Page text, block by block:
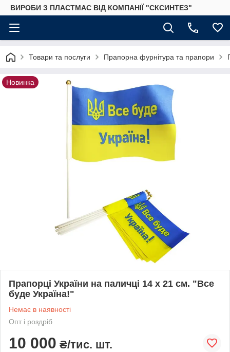
ВИРОБИ З ПЛАСТМАС ВІД КОМПАНІЇ "СКСИНТЕЗ"
Товари та послуги Прапорна фурнітура та прапори
Новинка
Прапорці України на паличці 14 х 21 см. "Все
буде Україна!"
Немає в наявності
Опт і роздріб
10 000 ₴/тис. шт.